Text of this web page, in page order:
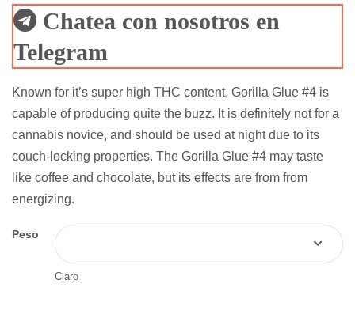
de clientesChatea con nosotros en
Telegram
Known for it’s super high THC content, Gorilla Glue #4 is
capable of producing quite the buzz. It is definitely not for a
cannabis novice, and should be used at night due to its
couch-locking properties. The Gorilla Glue #4 may taste
like coffee and chocolate, but its effects are from from
energizing.
Peso
Claro